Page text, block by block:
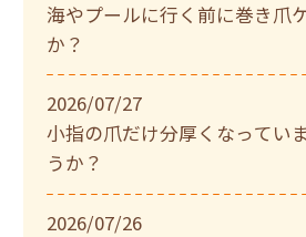
海やプールに行く前に巻き爪
か？
2026/07/27
小指の爪だけ分厚くなってい
うか？
2026/07/26